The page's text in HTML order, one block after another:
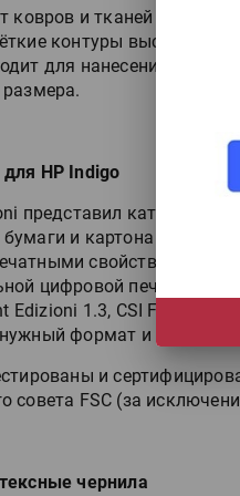
ковров и тканей до
контуры высеченных
для нанесения
HP Indigo
представил каталог
и картона для
свойствами,
цифровой печати. В
Edizioni 1.3, CSI Freelife
формат и
и
совета FSC (за
чернила
HeyGears анонсировала
полноцветный
принтер G1X
Росприроднадзор
«Калькулятор утилизации»